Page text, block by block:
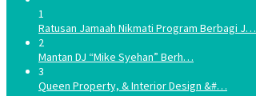
1
Ratusan Jamaah Nikmati Program Berbagi J…
2
Mantan DJ “Mike Syehan” Berh…
3
Queen Property, & Interior Design &#…